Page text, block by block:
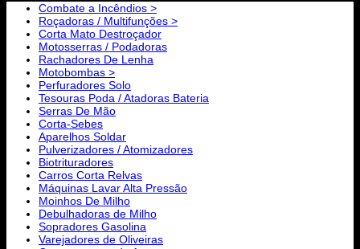
Combate a Incêndios >
Roçadoras / Multifunções >
Corta Mato Destroçador
Motosserras / Podadoras
Rachadores De Lenha
Motobombas >
Perfuradores Solo
Tesouras Poda / Atadoras Bateria
Serras De Mão
Corta-Sebes
Aparelhos Soldar
Pulverizadores / Atomizadores
Biotrituradores
Carros Corta Relvas
Máquinas Lavar Alta Pressão
Moinhos De Milho
Debulhadoras de Milho
Sopradores Gasolina
Varejadores de Oliveiras